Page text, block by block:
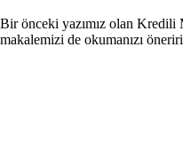
Bir önceki yazımız olan Kredili
makalemizi de okumanızı